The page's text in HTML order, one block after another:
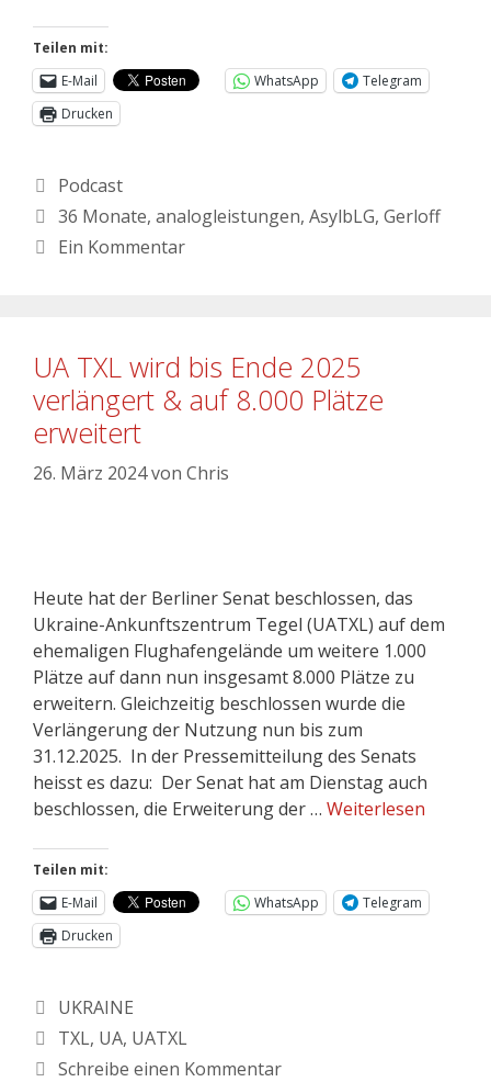
Teilen mit:
E-Mail
WhatsApp
Telegram
Drucken
Podcast
36 Monate, analogleistungen, AsylbLG, Gerloff
Ein Kommentar
UA TXL wird bis Ende 2025
verlängert & auf 8.000 Plätze
erweitert
26. März 2024von Chris
Heute hat der Berliner Senat beschlossen, das
Ukraine-Ankunftszentrum Tegel (UATXL) auf dem
ehemaligen Flughafengelände um weitere 1.000
Plätze auf dann nun insgesamt 8.000 Plätze zu
erweitern. Gleichzeitig beschlossen wurde die
Verlängerung der Nutzung nun bis zum
31.12.2025. In der Pressemitteilung des Senats
heisst es dazu: Der Senat hat am Dienstag auch
beschlossen, die Erweiterung der … Weiterlesen
Teilen mit:
E-Mail
WhatsApp
Telegram
Drucken
UKRAINE
TXL, UA, UATXL
Schreibe einen Kommentar